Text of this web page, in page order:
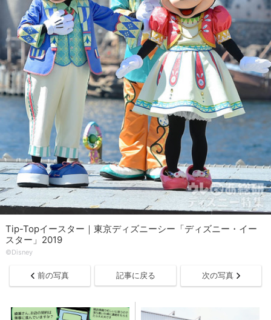
Tip-Topイースター｜東京ディズニーシー「ディズニー・イー
スター」2019
©︎Disney
前の写真 記事に戻る 次の写真